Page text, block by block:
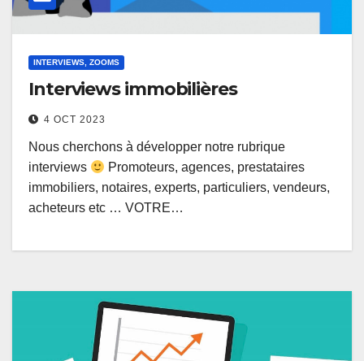
INTERVIEWS, ZOOMS
Interviews immobilières
4 OCT 2023
Nous cherchons à développer notre rubrique
interviews
Promoteurs, agences, prestataires
immobiliers, notaires, experts, particuliers, vendeurs,
acheteurs etc … VOTRE…